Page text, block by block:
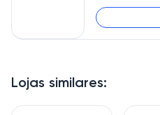
Lojas similares: